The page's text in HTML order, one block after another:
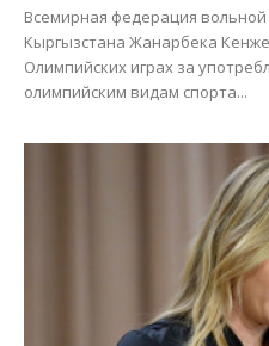
Всемирная федерация
Кыргызстана Жанарбека
Олимпийских играх за
олимпийским видам спорта...